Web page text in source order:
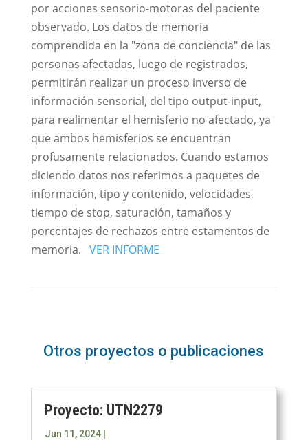
por acciones sensorio-motoras del paciente
observado. Los datos de memoria
comprendida en la "zona de conciencia" de las
personas afectadas, luego de registrados,
permitirán realizar un proceso inverso de
información sensorial, del tipo output-input,
para realimentar el hemisferio no afectado, ya
que ambos hemisferios se encuentran
profusamente relacionados. Cuando estamos
diciendo datos nos referimos a paquetes de
información, tipo y contenido, velocidades,
tiempo de stop, saturación, tamaños y
porcentajes de rechazos entre estamentos de
memoria. VER INFORME
Otros proyectos o publicaciones
Proyecto: UTN2279
Jun 11, 2024|